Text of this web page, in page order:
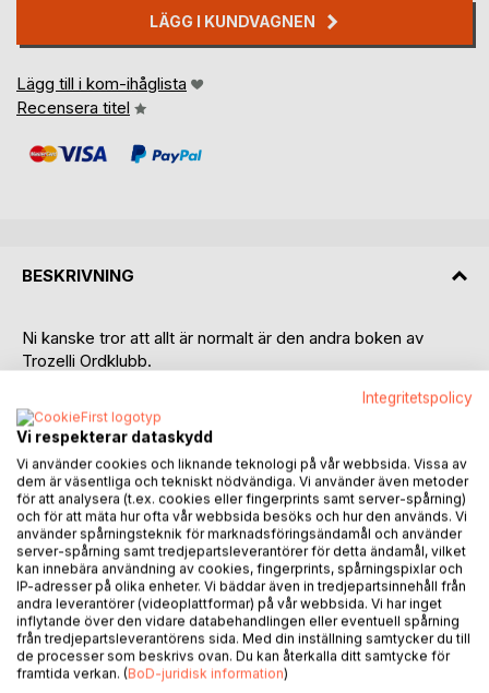
LÄGG I KUNDVAGNEN
Lägg till i kom-ihåglista
Recensera titel
BESKRIVNING
Ni kanske tror att allt är normalt är den andra boken av
Trozelli Ordklubb.
A4-sida. En månad.
Sedan starten i maj 2016 har vi, Mats Eriksson, Lars
Bergwall och Kennet Bertling, utan uppehåll, träffats en
gång i månaden för att läsa och diskutera de texter vi haft
en månad på oss att skriva, på var sin A4. Tillsammans har
vi nu skrivit mer än 300 texter utifrån över 100 ord.
I den här volymen har vi tagit med 23 ord vilket ger 69
berättelser.
Urvalet har vi resonerat och kompromissat oss fram till.
Läsaren får alltså ta del av tre olika tolkningar av ett och
samma ord. Här finns vardagliga händelser, dråpliga
situationer, personliga upplevelser och politiska
reflektioner. Allt hämtat ur vår fantasi och från vår omvärld.
Integritetspolicy
Vi respekterar dataskydd
Vi använder cookies och liknande teknologi på vår webbsida. Vissa av
dem är väsentliga och tekniskt nödvändiga. Vi använder även metoder
för att analysera (t.ex. cookies eller fingerprints samt server-spårning)
och för att mäta hur ofta vår webbsida besöks och hur den används. Vi
använder spårningsteknik för marknadsföringsändamål och använder
server-spårning samt tredjepartsleverantörer för detta ändamål, vilket
kan innebära användning av cookies, fingerprints, spårningspixlar och
IP-adresser på olika enheter. Vi bäddar även in tredjepartsinnehåll från
andra leverantörer (videoplattformar) på vår webbsida. Vi har inget
inflytande över den vidare databehandlingen eller eventuell spårning
från tredjepartsleverantörens sida. Med din inställning samtycker du till
de processer som beskrivs ovan. Du kan återkalla ditt samtycke för
framtida verkan. (BoD-juridisk information)